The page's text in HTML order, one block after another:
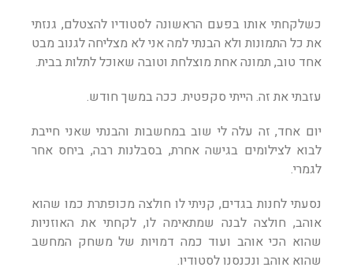
כשלקחתי אותו בפעם הראשונה לסטודיו להצטלם, גנזתי
את כל התמונות ולא הבנתי למה אני לא מצליחה לגנוב מבט
אחד טוב, תמונה אחת מוצלחת וטובה שאוכל לתלות בבית.
עזבתי את זה. הייתי סקפטית. ככה במשך חודש.
יום אחד, זה עלה לי שוב במחשבות והבנתי שאני חייבת
לבוא לצילומים בגישה אחרת, בסבלנות רבה, ביחס אחר
לגמרי.
נסעתי לחנות בגדים, קניתי לו חולצה מכופתרת כמו שהוא
אוהב, חולצה לבנה שמתאימה לו, לקחתי את האוזניות
שהוא הכי אוהב ועוד כמה דמויות של משחק המחשב
שהוא אוהב ונכנסנו לסטודיו.